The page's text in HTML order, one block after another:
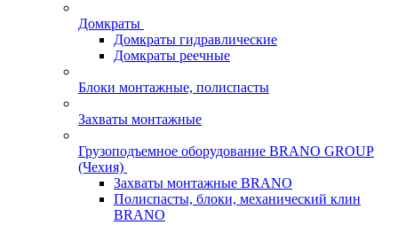
Домкраты
Домкраты гидравлические
Домкраты реечные
Блоки монтажные, полиспасты
Захваты монтажные
Грузоподъемное оборудование BRANO GROUP
(Чехия)
Захваты монтажные BRANO
Полиспасты, блоки, механический клин
BRANO